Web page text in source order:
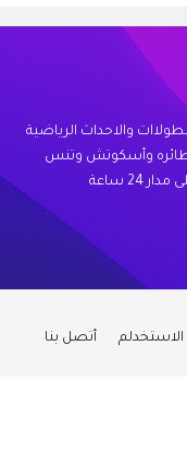
والاحداث الرياضية
الطائره وأسكوتش وتنس
ساعة
الاستخدلم أتصل بنا